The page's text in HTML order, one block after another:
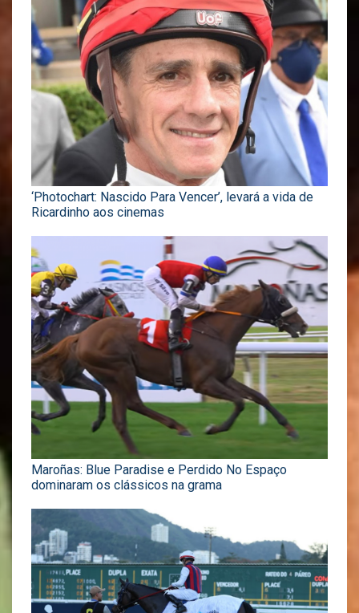
‘Photochart: Nascido Para Vencer’, levará a vida de
Ricardinho aos cinemas
Maroñas: Blue Paradise e Perdido No Espaço
dominaram os clássicos na grama